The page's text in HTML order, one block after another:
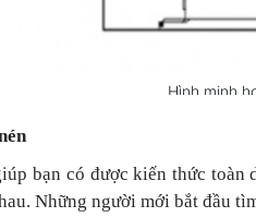
Hình minh
bạn có được kiến thức
Những người mới bắt đầu